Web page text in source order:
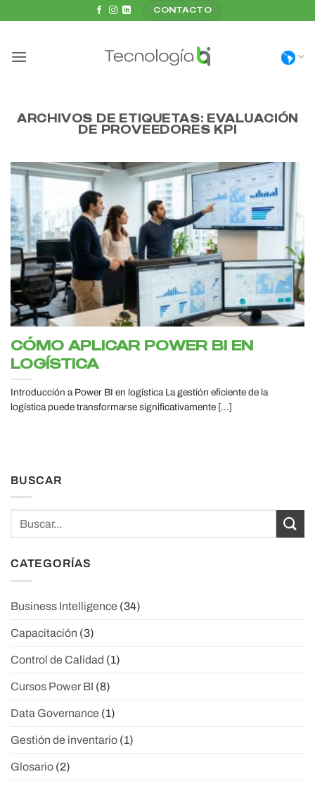
CONTACTO
ARCHIVOS DE ETIQUETAS: EVALUACIÓN
DE PROVEEDORES KPI
CÓMO APLICAR POWER BI EN
LOGÍSTICA
Introducción a Power BI en logística La gestión eficiente de la
logística puede transformarse significativamente [...]
BUSCAR
CATEGORÍAS
Business Intelligence (34)
Capacitación (3)
Control de Calidad (1)
Cursos Power BI (8)
Data Governance (1)
Gestión de inventario (1)
Glosario (2)